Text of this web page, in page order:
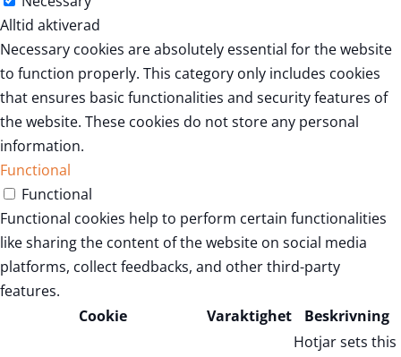
Alltid aktiverad
Necessary cookies are absolutely essential for the website
to function properly. This category only includes cookies
that ensures basic functionalities and security features of
the website. These cookies do not store any personal
information.
Functional
Functional
Functional cookies help to perform certain functionalities
like sharing the content of the website on social media
platforms, collect feedbacks, and other third-party
features.
Cookie
Varaktighet Beskrivning
Hotjar sets this